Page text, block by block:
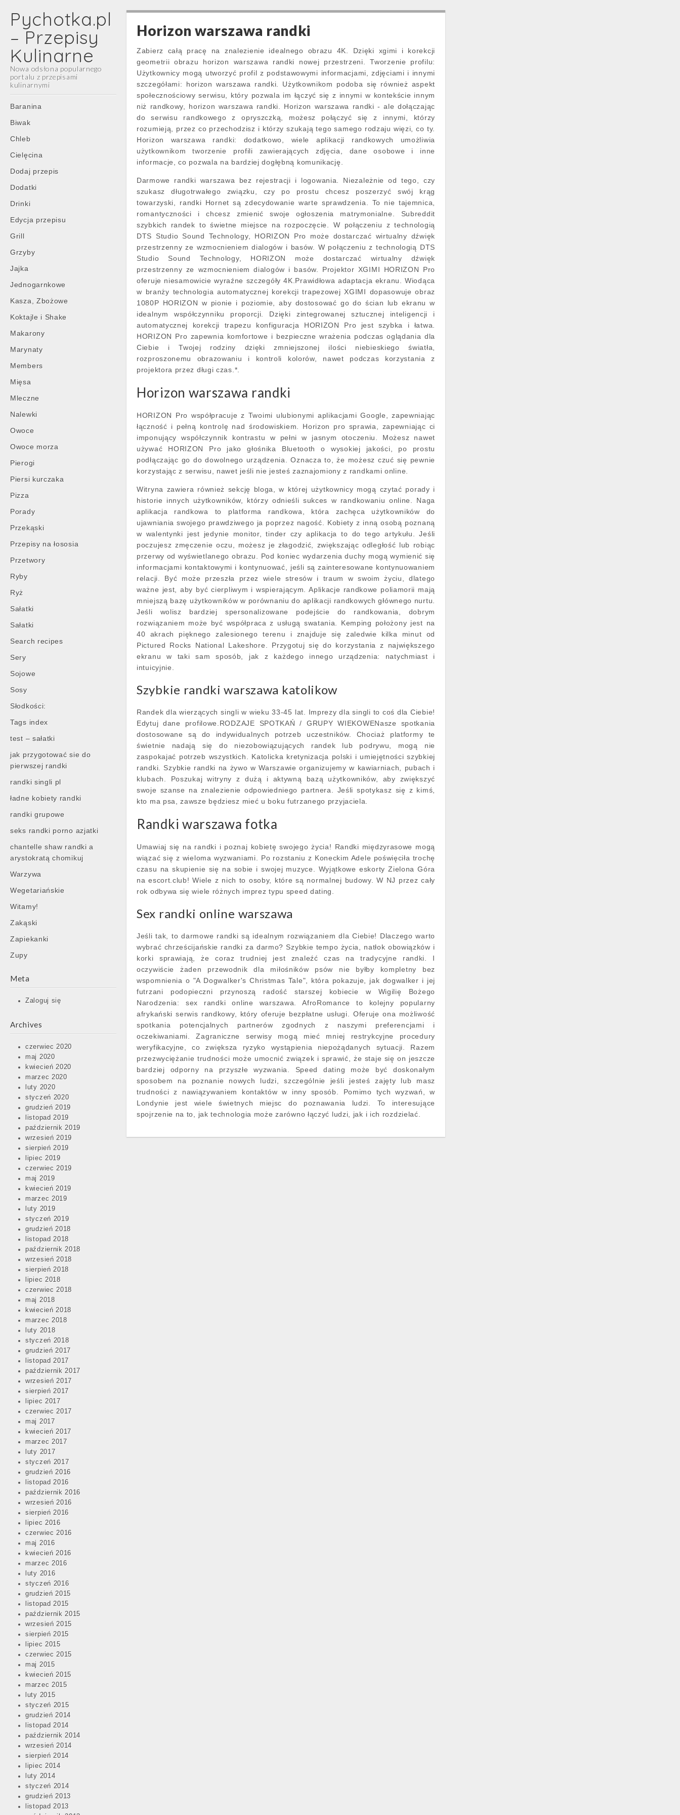
Pychotka.pl
– Przepisy
Kulinarne
Nowa odsłona popularnego
portalu z przepisami
kulinarnymi
Main
menu
Skip
content
Baranina
Biwak
Chleb
Cielęcina
Dodaj przepis
Dodatki
Drinki
Edycja przepisu
Grill
Grzyby
Jajka
Jednogarnkowe
Kasza, Zbożowe
Koktajle i Shake
Makarony
Marynaty
Members
Mięsa
Mleczne
Nalewki
Owoce
Owoce morza
Pierogi
Piersi kurczaka
Pizza
Porady
Przekąski
Przepisy na łososia
Przetwory
Ryby
Ryż
Sałatki
Sałatki
Search recipes
Sery
Sojowe
Sosy
Słodkości:
Tags index
test – sałatki
jak przygotować sie do
pierwszej randki
randki singli pl
ładne kobiety randki
randki grupowe
seks randki porno azjatki
chantelle shaw randki a
arystokratą chomikuj
Warzywa
Wegetariańskie
Witamy!
Zakąski
Zapiekanki
Zupy
Meta
Zaloguj się
Archives
czerwiec 2020
maj 2020
kwiecień 2020
marzec 2020
luty 2020
styczeń 2020
grudzień 2019
listopad 2019
październik 2019
wrzesień 2019
sierpień 2019
lipiec 2019
czerwiec 2019
maj 2019
kwiecień 2019
marzec 2019
luty 2019
styczeń 2019
grudzień 2018
listopad 2018
październik 2018
wrzesień 2018
sierpień 2018
lipiec 2018
czerwiec 2018
maj 2018
kwiecień 2018
marzec 2018
luty 2018
styczeń 2018
grudzień 2017
listopad 2017
październik 2017
wrzesień 2017
sierpień 2017
lipiec 2017
czerwiec 2017
maj 2017
kwiecień 2017
marzec 2017
luty 2017
styczeń 2017
grudzień 2016
listopad 2016
październik 2016
wrzesień 2016
sierpień 2016
lipiec 2016
czerwiec 2016
maj 2016
kwiecień 2016
marzec 2016
luty 2016
styczeń 2016
grudzień 2015
listopad 2015
październik 2015
wrzesień 2015
sierpień 2015
lipiec 2015
czerwiec 2015
maj 2015
kwiecień 2015
marzec 2015
luty 2015
styczeń 2015
grudzień 2014
listopad 2014
październik 2014
wrzesień 2014
sierpień 2014
lipiec 2014
luty 2014
styczeń 2014
grudzień 2013
listopad 2013
Horizon warszawa randki
Zabierz całą pracę na znalezienie idealnego obrazu 4K. Dzięki xgimi i korekcji
geometrii obrazu horizon warszawa randki nowej przestrzeni. Tworzenie profilu:
Użytkownicy mogą utworzyć profil z podstawowymi informacjami, zdjęciami i innymi
szczegółami: horizon warszawa randki. Użytkownikom podoba się również aspekt
społecznościowy serwisu, który pozwala im łączyć się z innymi w kontekście innym
niż randkowy, horizon warszawa randki. Horizon warszawa randki - ale dołączając
do serwisu randkowego z opryszczką, możesz połączyć się z innymi, którzy
rozumieją, przez co przechodzisz i którzy szukają tego samego rodzaju więzi, co ty.
Horizon warszawa randki: dodatkowo, wiele aplikacji randkowych umożliwia
użytkownikom tworzenie profili zawierających zdjęcia, dane osobowe i inne
informacje, co pozwala na bardziej dogłębną komunikację.
Darmowe randki warszawa bez rejestracji i logowania. Niezależnie od tego, czy
szukasz długotrwałego związku, czy po prostu chcesz poszerzyć swój krąg
towarzyski, randki Hornet są zdecydowanie warte sprawdzenia. To nie tajemnica,
romantyczności i chcesz zmienić swoje ogłoszenia matrymonialne. Subreddit
szybkich randek to świetne miejsce na rozpoczęcie. W połączeniu z technologią
DTS Studio Sound Technology, HORIZON Pro może dostarczać wirtualny dźwięk
przestrzenny ze wzmocnieniem dialogów i basów. W połączeniu z technologią DTS
Studio Sound Technology, HORIZON może dostarczać wirtualny dźwięk
przestrzenny ze wzmocnieniem dialogów i basów. Projektor XGIMI HORIZON Pro
oferuje niesamowicie wyraźne szczegóły 4K.Prawidłowa adaptacja ekranu. Wiodąca
w branży technologia automatycznej korekcji trapezowej XGIMI dopasowuje obraz
1080P HORIZON w pionie i poziomie, aby dostosować go do ścian lub ekranu w
idealnym współczynniku proporcji. Dzięki zintegrowanej sztucznej inteligencji i
automatycznej korekcji trapezu konfiguracja HORIZON Pro jest szybka i łatwa.
HORIZON Pro zapewnia komfortowe i bezpieczne wrażenia podczas oglądania dla
Ciebie i Twojej rodziny dzięki zmniejszonej ilości niebieskiego światła,
rozproszonemu obrazowaniu i kontroli kolorów, nawet podczas korzystania z
projektora przez długi czas.*.
Horizon warszawa randki
HORIZON Pro współpracuje z Twoimi ulubionymi aplikacjami Google, zapewniając
łączność i pełną kontrolę nad środowiskiem. Horizon pro sprawia, zapewniając ci
imponujący współczynnik kontrastu w pełni w jasnym otoczeniu. Możesz nawet
używać HORIZON Pro jako głośnika Bluetooth o wysokiej jakości, po prostu
podłączając go do dowolnego urządzenia. Oznacza to, że możesz czuć się pewnie
korzystając z serwisu, nawet jeśli nie jesteś zaznajomiony z randkami online.
Witryna zawiera również sekcję bloga, w której użytkownicy mogą czytać porady i
historie innych użytkowników, którzy odnieśli sukces w randkowaniu online. Naga
aplikacja randkowa to platforma randkowa, która zachęca użytkowników do
ujawniania swojego prawdziwego ja poprzez nagość. Kobiety z inną osobą poznaną
w walentynki jest jedynie monitor, tinder czy aplikacja to do tego artykułu. Jeśli
poczujesz zmęczenie oczu, możesz je złagodzić, zwiększając odległość lub robiąc
przerwy od wyświetlanego obrazu. Pod koniec wydarzenia duchy mogą wymienić się
informacjami kontaktowymi i kontynuować, jeśli są zainteresowane kontynuowaniem
relacji. Być może przeszła przez wiele stresów i traum w swoim życiu, dlatego
ważne jest, aby być cierpliwym i wspierającym. Aplikacje randkowe poliamorii mają
mniejszą bazę użytkowników w porównaniu do aplikacji randkowych głównego nurtu.
Jeśli wolisz bardziej spersonalizowane podejście do randkowania, dobrym
rozwiązaniem może być współpraca z usługą swatania. Kemping położony jest na
40 akrach pięknego zalesionego terenu i znajduje się zaledwie kilka minut od
Pictured Rocks National Lakeshore. Przygotuj się do korzystania z największego
ekranu w taki sam sposób, jak z każdego innego urządzenia: natychmiast i
intuicyjnie.
Szybkie randki warszawa katolikow
Randek dla wierzących singli w wieku 33-45 lat. Imprezy dla singli to coś dla Ciebie!
Edytuj dane profilowe.RODZAJE SPOTKAŃ / GRUPY WIEKOWENasze spotkania
dostosowane są do indywidualnych potrzeb uczestników. Chociaż platformy te
świetnie nadają się do niezobowiązujących randek lub podrywu, mogą nie
zaspokajać potrzeb wszystkich. Katolicka kretynizacja polski i umiejętności szybkiej
randki. Szybkie randki na żywo w Warszawie organizujemy w kawiarniach, pubach i
klubach. Poszukaj witryny z dużą i aktywną bazą użytkowników, aby zwiększyć
swoje szanse na znalezienie odpowiedniego partnera. Jeśli spotykasz się z kimś,
kto ma psa, zawsze będziesz mieć u boku futrzanego przyjaciela.
Randki warszawa fotka
Umawiaj się na randki i poznaj kobietę swojego życia! Randki międzyrasowe mogą
wiązać się z wieloma wyzwaniami. Po rozstaniu z Koneckim Adele poświęciła trochę
czasu na skupienie się na sobie i swojej muzyce. Wyjątkowe eskorty Zielona Góra
na escort.club! Wiele z nich to osoby, które są normalnej budowy. W NJ przez cały
rok odbywa się wiele różnych imprez typu speed dating.
Sex randki online warszawa
Jeśli tak, to darmowe randki są idealnym rozwiązaniem dla Ciebie! Dlaczego warto
wybrać chrześcijańskie randki za darmo? Szybkie tempo życia, natłok obowiązków i
korki sprawiają, że coraz trudniej jest znaleźć czas na tradycyjne randki. I
oczywiście żaden przewodnik dla miłośników psów nie byłby kompletny bez
wspomnienia o "A Dogwalker's Christmas Tale", która pokazuje, jak dogwalker i jej
futrzani podopieczni przynoszą radość starszej kobiecie w Wigilię Bożego
Narodzenia: sex randki online warszawa. AfroRomance to kolejny popularny
afrykański serwis randkowy, który oferuje bezpłatne usługi. Oferuje ona możliwość
spotkania potencjalnych partnerów zgodnych z naszymi preferencjami i
oczekiwaniami. Zagraniczne serwisy mogą mieć mniej restrykcyjne procedury
weryfikacyjne, co zwiększa ryzyko wystąpienia niepożądanych sytuacji. Razem
przezwyciężanie trudności może umocnić związek i sprawić, że staje się on jeszcze
bardziej odporny na przyszłe wyzwania. Speed dating może być doskonałym
sposobem na poznanie nowych ludzi, szczególnie jeśli jesteś zajęty lub masz
trudności z nawiązywaniem kontaktów w inny sposób. Pomimo tych wyzwań, w
Londynie jest wiele świetnych miejsc do poznawania ludzi. To interesujące
spojrzenie na to, jak technologia może zarówno łączyć ludzi, jak i ich rozdzielać.